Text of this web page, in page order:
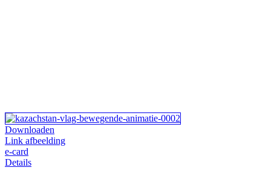
Downloaden
Link afbeelding
e-card
Details